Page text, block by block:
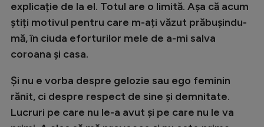
explicație de la el. Totul are o limită. Așa că acum
știți motivul pentru care m-ați văzut prăbușindu-
mă, în ciuda eforturilor mele de a-mi salva
coroana și casa.
Și nu e vorba despre gelozie sau ego feminin
rănit, ci despre respect de sine și demnitate.
Lucruri pe care nu le-a avut și pe care nu le va